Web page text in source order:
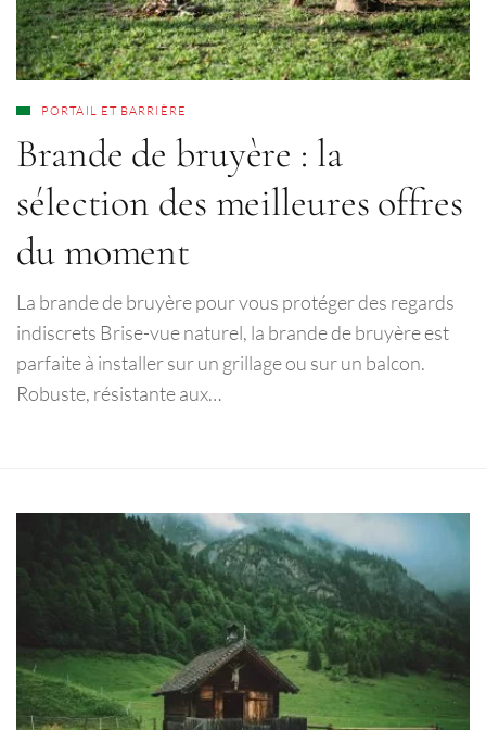
PORTAIL ET BARRIÈRE
Brande de bruyère : la
sélection des meilleures offres
du moment
La brande de bruyère pour vous protéger des regards
indiscrets Brise-vue naturel, la brande de bruyère est
parfaite à installer sur un grillage ou sur un balcon.
Robuste, résistante aux…